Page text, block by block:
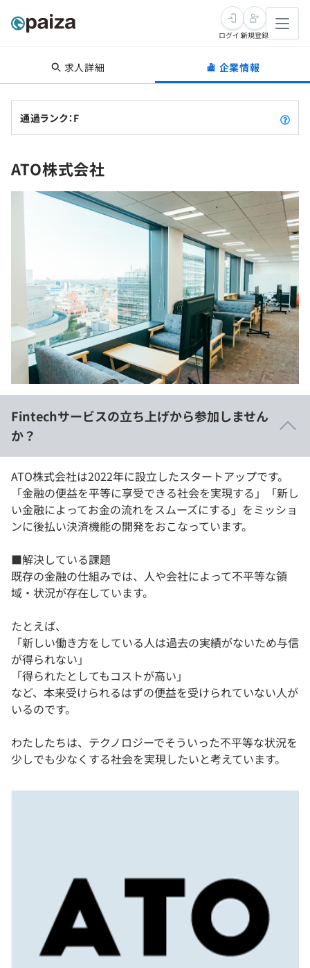
転職・キャリア
転職成功ガイド
転職エージェント
インタビュー
転職成功ガイド
新卒就活
求人検索
新卒エージェント
イベント・セミナー
インタビュー
学習
ナレッジ
リファレンス
個人向けプラン
法人向けプラン
学校向けプラン
契約内容・クーポン
スキルチェック
SQL
評価結果一覧
再チャレンジ結果一覧
メディア
Tech Team Journal
paiza times
note
paizaとは？
ログイン新規登録
求人詳細 企業情報
通過ランク：F
ATO株式会社
Fintechサービスの立ち上げから参加しません
か？
ATO株式会社は2022年に設立したスタートアップです。
「金融の便益を平等に享受できる社会を実現する」「新し
い金融によってお金の流れをスムーズにする」をミッショ
ンに後払い決済機能の開発をおこなっています。
■解決している課題
既存の金融の仕組みでは、人や会社によって不平等な領
域・状況が存在しています。
たとえば、
「新しい働き方をしている人は過去の実績がないため与信
が得られない」
「得られたとしてもコストが高い」
など、本来受けられるはずの便益を受けられていない人が
いるのです。
わたしたちは、テクノロジーでそういった不平等な状況を
少しでも少なくする社会を実現したいと考えています。